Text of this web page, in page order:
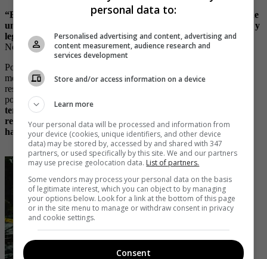
“Esta legítima defensa se da cuando mi derecho o el derecho de
un tercero está en riesgo, es ahí cuando uno puede defenderse y
legalizar este actuar”, señaló el abogado Ricardo Huertas a
Noticias Caracol.
Por su parte, Yecid Echeverry, docente de la Universidad Icesi al
medio, explicó en El País que “cuando los ciudadanos pretenden
resolver un problema que los involucra de forma individual, se
podría hablar de la legítima defensa, pero
tercero, en lugar de hacer justicia se comete un delito. Por
rechazar la criminalidad se termina cayendo en el crimen y
habrá que atenerse a la ley”.
personal data to:
Personalised advertising and content, advertising and
content measurement, audience research and
services development
Store and/or access information on a device
Learn more
Your personal data will be processed and information from
your device (cookies, unique identifiers, and other device
data) may be stored by, accessed by and shared with 347
partners, or used specifically by this site. We and our partners
may use precise geolocation data. List of partners.
Some vendors may process your personal data on the basis
of legitimate interest, which you can object to by managing
your options below. Look for a link at the bottom of this page
or in the site menu to manage or withdraw consent in privacy
and cookie settings.
Consent